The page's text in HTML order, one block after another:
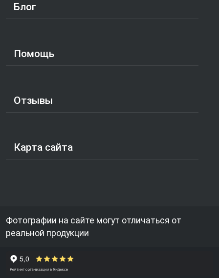
Блог
Помощь
Отзывы
Карта сайта
Фотографии на сайте могут отличаться от
реальной продукции